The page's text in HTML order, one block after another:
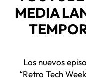
MEDIA
Los nuevos
“Retro Tech